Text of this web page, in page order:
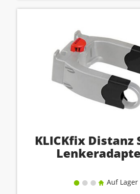
KLICKfix Distanz
Auf Lager